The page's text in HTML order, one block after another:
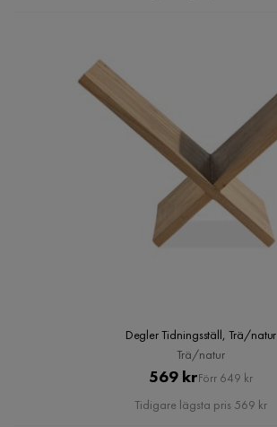
Degler Tidningsställ, Trä/natur
Trä/natur
Pris
569 krOriginal
Pris
Förr 649 kr
Tidigare lägsta pris 569 kr